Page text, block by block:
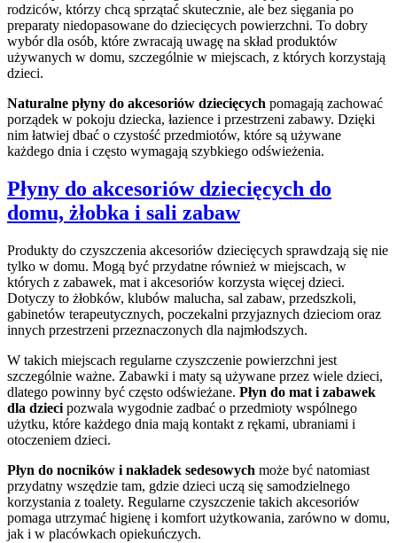
rodziców, którzy chcą sprzątać skutecznie, ale bez sięgania po
preparaty niedopasowane do dziecięcych powierzchni. To dobry
wybór dla osób, które zwracają uwagę na skład produktów
używanych w domu, szczególnie w miejscach, z których korzystają
dzieci.
Naturalne płyny do akcesoriów dziecięcych pomagają zachować
porządek w pokoju dziecka, łazience i przestrzeni zabawy. Dzięki
nim łatwiej dbać o czystość przedmiotów, które są używane
każdego dnia i często wymagają szybkiego odświeżenia.
Płyny do akcesoriów dziecięcych do
domu, żłobka i sali zabaw
Produkty do czyszczenia akcesoriów dziecięcych sprawdzają się nie
tylko w domu. Mogą być przydatne również w miejscach, w
których z zabawek, mat i akcesoriów korzysta więcej dzieci.
Dotyczy to żłobków, klubów malucha, sal zabaw, przedszkoli,
gabinetów terapeutycznych, poczekalni przyjaznych dzieciom oraz
innych przestrzeni przeznaczonych dla najmłodszych.
W takich miejscach regularne czyszczenie powierzchni jest
szczególnie ważne. Zabawki i maty są używane przez wiele dzieci,
dlatego powinny być często odświeżane. Płyn do mat i zabawek
dla dzieci pozwala wygodnie zadbać o przedmioty wspólnego
użytku, które każdego dnia mają kontakt z rękami, ubraniami i
otoczeniem dzieci.
Płyn do nocników i nakładek sedesowych może być natomiast
przydatny wszędzie tam, gdzie dzieci uczą się samodzielnego
korzystania z toalety. Regularne czyszczenie takich akcesoriów
pomaga utrzymać higienę i komfort użytkowania, zarówno w domu,
jak i w placówkach opiekuńczych.